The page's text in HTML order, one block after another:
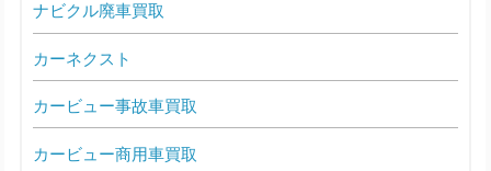
ナビクル廃車買取
カーネクスト
カービュー事故車買取
カービュー商用車買取